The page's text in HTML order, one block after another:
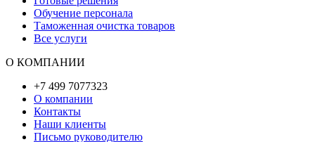
Обучение персонала
Таможенная очистка товаров
Все услуги
О КОМПАНИИ
+7 499 7077323
О компании
Контакты
Наши клиенты
Письмо руководителю